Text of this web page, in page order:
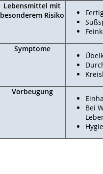
Lebensmittel mit
besonderem Risiko
Symptome
Vorbeugung
Bei